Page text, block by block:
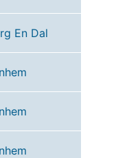
En Dal